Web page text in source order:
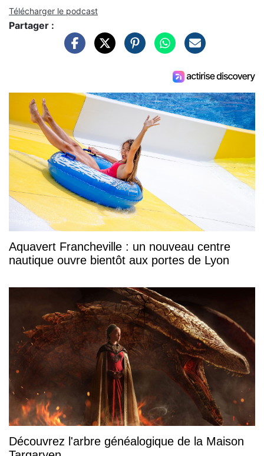
Télécharger le podcast
Partager :
Aquavert Francheville : un nouveau centre
nautique ouvre bientôt aux portes de Lyon
Découvrez l'arbre généalogique de la Maison